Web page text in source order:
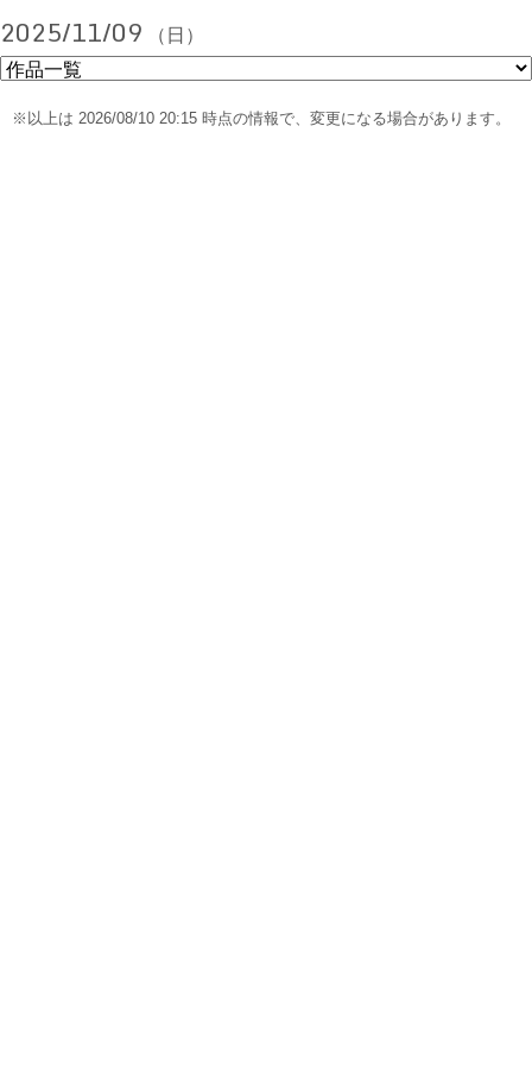
2025/11/09 （日）
※以上は 2026/08/10 20:15 時点の情報で、変更になる場合があります。